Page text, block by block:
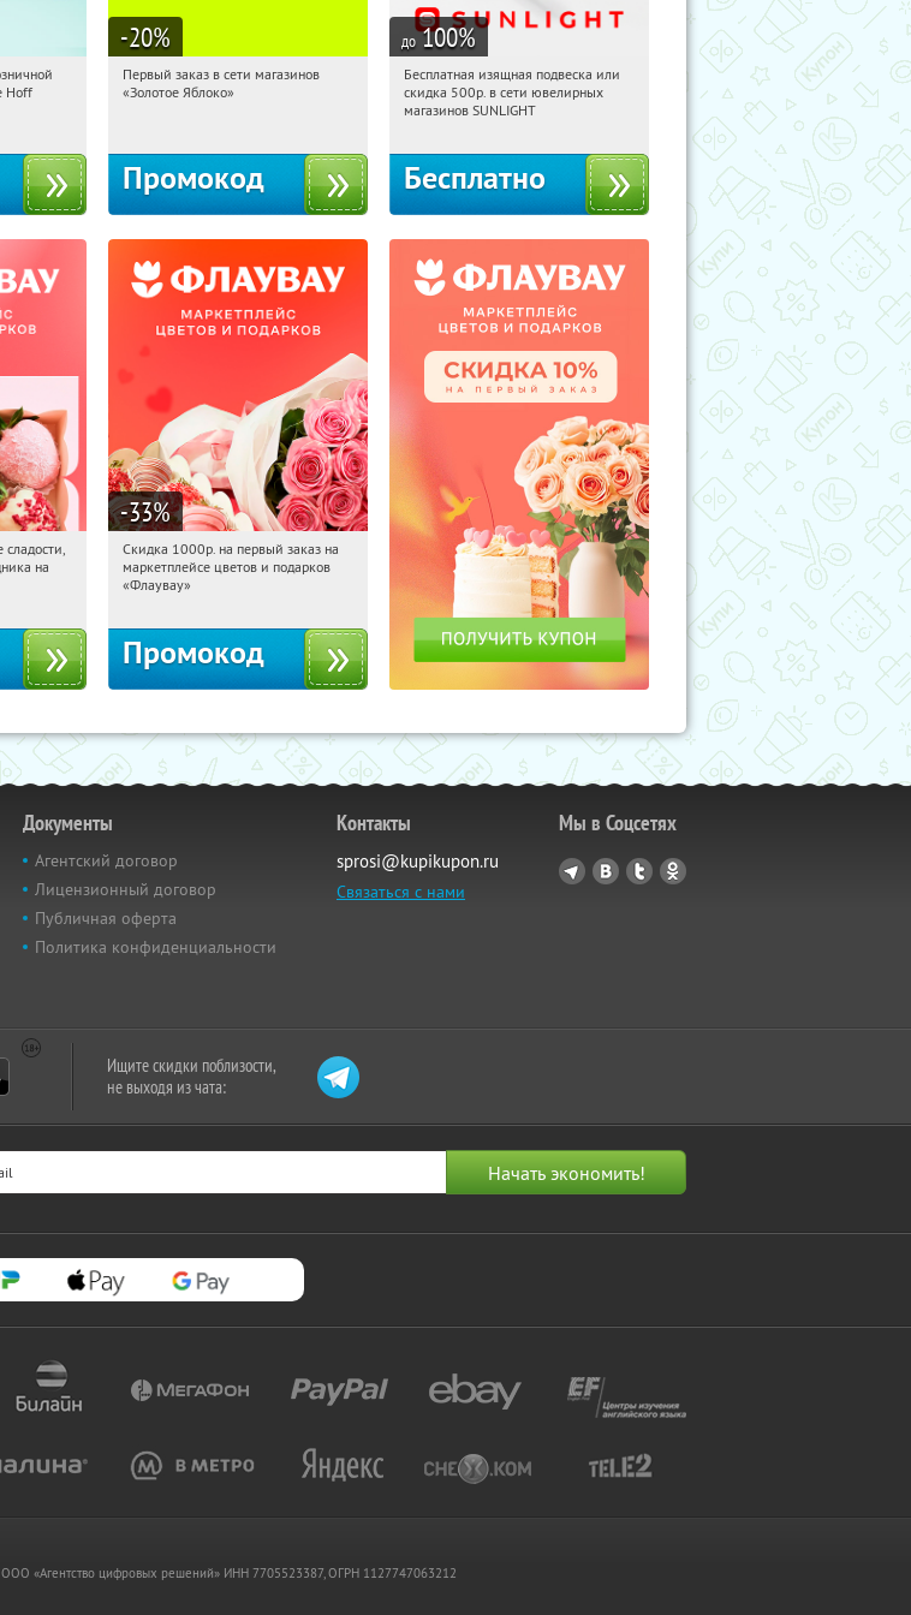
Hoff
-20%
09:42:37
Получи первым!
Первый заказ в сети магазинов
«Золотое Яблоко»
Промокод
до 100%
09:42:37 Получили:
Россия
Бесплатная изящная подвеска или
скидка 500р. в сети ювелирных
магазинов SUNLIGHT
Бесплатно
на
-33%
09:42:37 Получили:
Россия
Скидка 1000р. на первый заказ на
маркетплейсе цветов и подарков
«Флаувау»
Промокод
Документы
Агентский договор
Лицензионный договор
Публичная оферта
Политика конфиденциальности
Контакты
sprosi@kupikupon.ru
Связаться с нами
Мы в Соцсетях
Ищите скидки поблизости,
не выходя из чата:
OOO «Агентство цифровых решений» ИНН 7705523387, ОГРН 1127747063212